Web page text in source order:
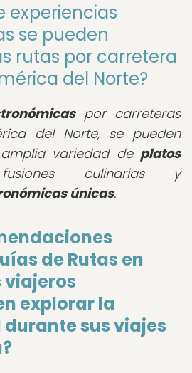
experiencias
se pueden
rutas por carretera
del Norte?
por carreteras
del Norte, se pueden
variedad de platos
culinarias y
únicas.
de Rutas en
viajeros
explorar la
sus viajes